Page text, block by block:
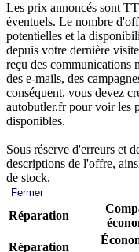
Les prix annoncés sont
éventuels. Le nombre
potentielles et la
depuis votre dernière
reçu des communications
des e-mails, des
conséquent, vous devez
autobutler.fr pour voir les
disponibles.
Sous réserve d'erreurs et
descriptions de l'offre,
de stock.
Fermer
Réparation
Réparation